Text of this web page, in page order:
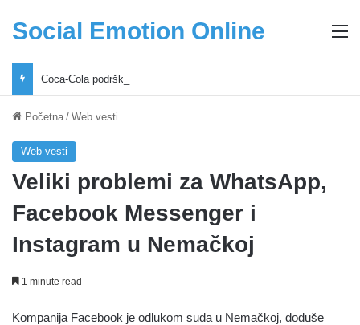
Social Emotion Online
Početna / Web vesti
Web vesti
Veliki problemi za WhatsApp,
Facebook Messenger i
Instagram u Nemačkoj
1 minute read
Kompanija Facebook je odlukom suda u Nemačkoj, doduše